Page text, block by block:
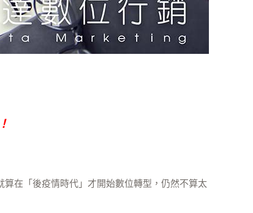
在「後疫情時代」才開始數位轉型，仍然不算太